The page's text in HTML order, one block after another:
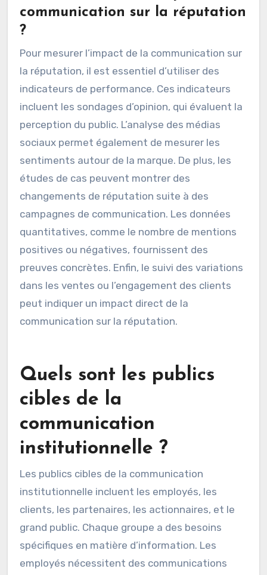
communication sur la réputation
?
Pour mesurer l’impact de la communication sur
la réputation, il est essentiel d’utiliser des
indicateurs de performance. Ces indicateurs
incluent les sondages d’opinion, qui évaluent la
perception du public. L’analyse des médias
sociaux permet également de mesurer les
sentiments autour de la marque. De plus, les
études de cas peuvent montrer des
changements de réputation suite à des
campagnes de communication. Les données
quantitatives, comme le nombre de mentions
positives ou négatives, fournissent des
preuves concrètes. Enfin, le suivi des variations
dans les ventes ou l’engagement des clients
peut indiquer un impact direct de la
communication sur la réputation.
Quels sont les publics
cibles de la
communication
institutionnelle ?